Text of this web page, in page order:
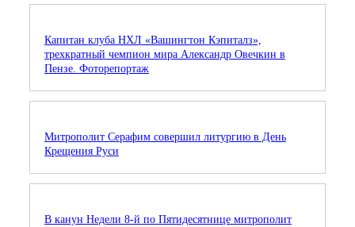
Капитан клуба НХЛ «Вашингтон Кэпиталз»,
трехкратный чемпион мира Александр Овечкин в
Пензе. Фоторепортаж
Митрополит Серафим совершил литургию в День
Крещения Руси
В канун Недели 8-й по Пятидесятнице митрополит